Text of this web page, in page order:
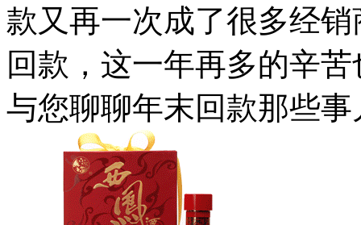
款又再一次成了很多经
回款，这一年再多的辛
与您聊聊年末回款那些事